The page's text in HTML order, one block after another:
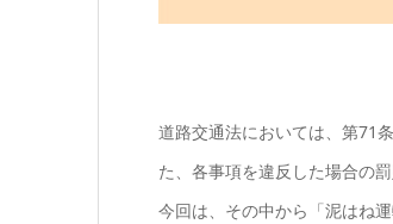
道路交通法においては、第71
た、各事項を違反した場合の
今回は、その中から「泥はね